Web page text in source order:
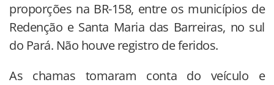
proporções na BR-158, entre os municípios de
Redenção e Santa Maria das Barreiras, no sul
do Pará. Não houve registro de feridos.
As chamas tomaram conta do veículo e